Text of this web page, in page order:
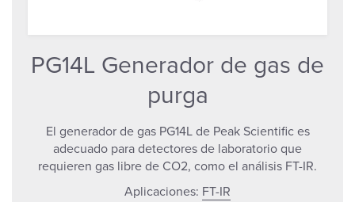
PG14L Generador de gas de
purga
El generador de gas PG14L de Peak Scientific es
adecuado para detectores de laboratorio que
requieren gas libre de CO2, como el análisis FT-IR.
Aplicaciones: FT-IR